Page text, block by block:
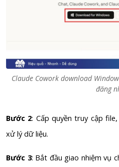
Claude Cowork download
đăng
Bước 2: Cấp quyền truy cập
xử lý dữ liệu.
Bước 3: Bắt đầu giao nhiệm vụ